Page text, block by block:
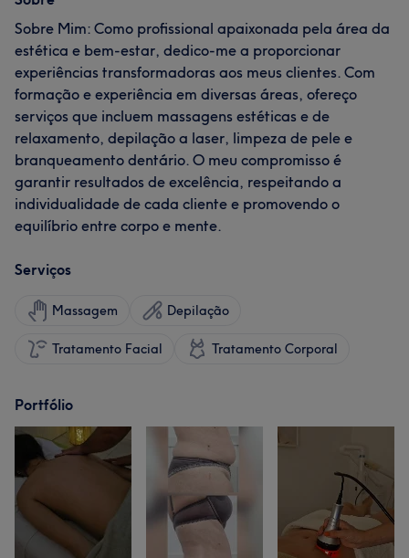
Sobre Mim: Como profissional apaixonada pela área da
estética e bem-estar, dedico-me a proporcionar
experiências transformadoras aos meus clientes. Com
formação e experiência em diversas áreas, ofereço
serviços que incluem massagens estéticas e de
relaxamento, depilação a laser, limpeza de pele e
branqueamento dentário. O meu compromisso é
garantir resultados de excelência, respeitando a
individualidade de cada cliente e promovendo o
equilíbrio entre corpo e mente.
Serviços
Massagem Depilação
Tratamento Facial Tratamento Corporal
Portfólio